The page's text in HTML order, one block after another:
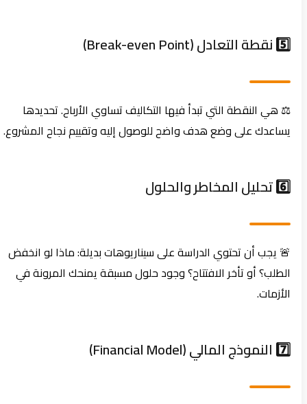
⚖️ هي النقطة التي تبدأ فيها التكاليف تساوي الأرباح. تحديدها
يساعدك على وضع هدف واضح للوصول إليه وتقييم نجاح المشروع.
🚨 يجب أن تحتوي الدراسة على سيناريوهات بديلة: ماذا لو انخفض
الطلب؟ أو تأخر الافتتاح؟ وجود حلول مسبقة يمنحك المرونة في
الأزمات.